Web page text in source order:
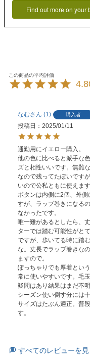
Find out more on your
なむ 1 購入者
投稿日
2025/01/11
通勤用にイエロー購入。
他の色に比べると派手な
ズと相性いいです。無難
なので残ってたぽいです
いので公私ともに使えます
ボタンは内側に2個、外
すが、ラップ巻きになる
なかったです。
唯一難があるとしたら、
ターでは踏む可能性がと
ですが、歩いてる時に踏
な。丈長でラップ巻きな
ますので。
ぽっちゃりでも厚着とい
常に使いやすいです。毛
疑問はあり結果はまだ不
シーズン使い倒す分には十
サイズはたぶん適正。普
す。
すべてのレビューを見